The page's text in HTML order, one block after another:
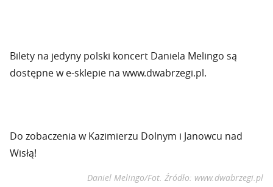
Bilety na jedyny polski koncert Daniela Melingo są
dostępne w e-sklepie na www.dwabrzegi.pl.
Do zobaczenia w Kazimierzu Dolnym i Janowcu nad
Wisłą!
Daniel Melingo/Fot. Źródło: www.dwabrzegi.pl